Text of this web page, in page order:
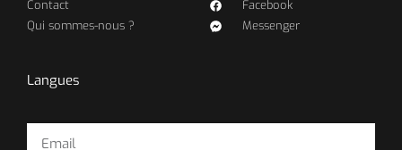
Contact
Qui sommes-nous ?
Facebook
Messenger
Langues